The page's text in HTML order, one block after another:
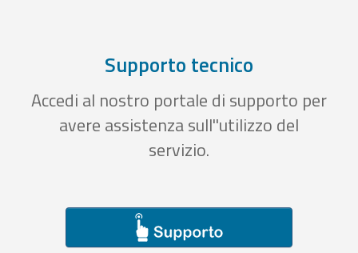
Supporto tecnico
Accedi al nostro portale di supporto per
avere assistenza sull''utilizzo del
servizio.